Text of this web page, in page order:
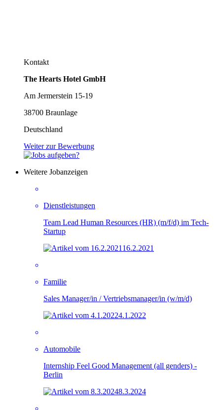
Kontakt
The Hearts Hotel GmbH
Am Jermerstein 15-19
38700 Braunlage
Deutschland
Weiter zur Bewerbung
Weitere Jobanzeigen
Dienstleistungen
Team Lead Human Resources (HR) (m/f/d) im Tech-
Startup
16.2.2021
Familie
Sales Manager/in / Vertriebsmanager/in (w/m/d)
4.1.2022
Automobile
Internship Feel Good Management (all genders) -
Berlin
8.3.2024